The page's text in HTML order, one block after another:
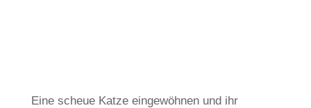
Eine scheue Katze eingewöhnen und ihr